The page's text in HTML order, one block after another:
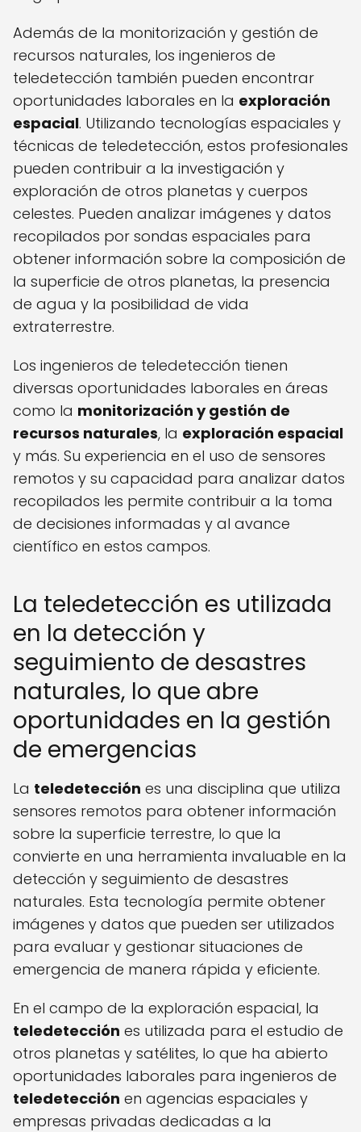
Además de la monitorización y gestión de
recursos naturales, los ingenieros de
teledetección también pueden encontrar
oportunidades laborales en la exploración
espacial. Utilizando tecnologías espaciales y
técnicas de teledetección, estos profesionales
pueden contribuir a la investigación y
exploración de otros planetas y cuerpos
celestes. Pueden analizar imágenes y datos
recopilados por sondas espaciales para
obtener información sobre la composición de
la superficie de otros planetas, la presencia
de agua y la posibilidad de vida
extraterrestre.
Los ingenieros de teledetección tienen
diversas oportunidades laborales en áreas
como la monitorización y gestión de
recursos naturales, la exploración espacial
y más. Su experiencia en el uso de sensores
remotos y su capacidad para analizar datos
recopilados les permite contribuir a la toma
de decisiones informadas y al avance
científico en estos campos.
La teledetección es utilizada
en la detección y
seguimiento de desastres
naturales, lo que abre
oportunidades en la gestión
de emergencias
La teledetección es una disciplina que utiliza
sensores remotos para obtener información
sobre la superficie terrestre, lo que la
convierte en una herramienta invaluable en la
detección y seguimiento de desastres
naturales. Esta tecnología permite obtener
imágenes y datos que pueden ser utilizados
para evaluar y gestionar situaciones de
emergencia de manera rápida y eficiente.
En el campo de la exploración espacial, la
teledetección es utilizada para el estudio de
otros planetas y satélites, lo que ha abierto
oportunidades laborales para ingenieros de
teledetección en agencias espaciales y
empresas privadas dedicadas a la